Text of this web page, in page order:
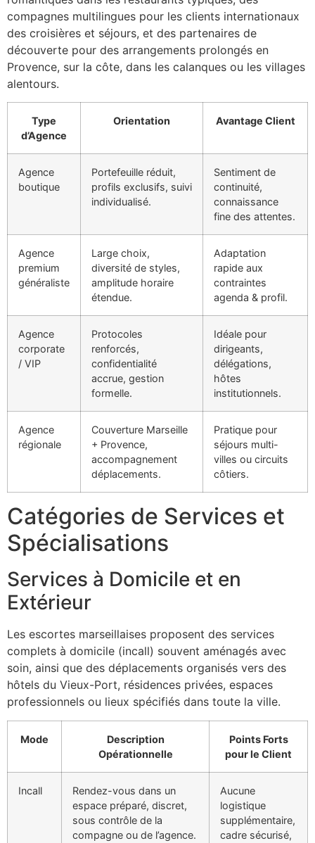
compagnes multilingues pour les clients internationaux
des croisières et séjours, et des partenaires de
découverte pour des arrangements prolongés en
Provence, sur la côte, dans les calanques ou les villages
alentours.
Type
d’Agence
Orientation Avantage Client
Agence
boutique
Portefeuille réduit,
profils exclusifs, suivi
individualisé.
Sentiment de
continuité,
connaissance
fine des attentes.
Agence
premium
généraliste
Large choix,
diversité de styles,
amplitude horaire
étendue.
Adaptation
rapide aux
contraintes
agenda & profil.
Agence
corporate
/ VIP
Protocoles
renforcés,
confidentialité
accrue, gestion
formelle.
Idéale pour
dirigeants,
délégations,
hôtes
institutionnels.
Agence
régionale
Couverture Marseille
+ Provence,
accompagnement
déplacements.
Pratique pour
séjours multi-
villes ou circuits
côtiers.
Catégories de Services et
Spécialisations
Services à Domicile et en
Extérieur
Les escortes marseillaises proposent des services
complets à domicile (incall) souvent aménagés avec
soin, ainsi que des déplacements organisés vers des
hôtels du Vieux-Port, résidences privées, espaces
professionnels ou lieux spécifiés dans toute la ville.
Mode
Description
Opérationnelle
Points Forts
pour le Client
Incall
Rendez-vous dans un
espace préparé, discret,
sous contrôle de la
compagne ou de l’agence.
Aucune
logistique
supplémentaire,
cadre sécurisé,